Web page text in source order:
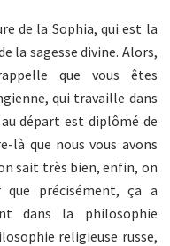
de la Sophia, qui est la
la sagesse divine. Alors,
que vous êtes
qui travaille dans
départ est diplômé de
là que nous vous avons
sait très bien, enfin, on
précisément, ça a
dans la philosophie
religieuse russe,